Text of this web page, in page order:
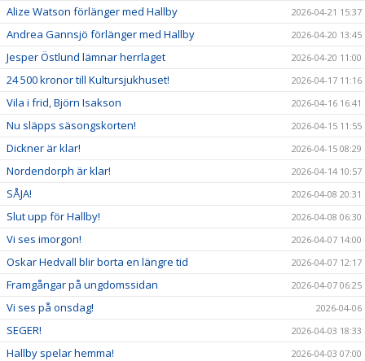
Alize Watson förlänger med Hallby 2026-04-21 15:37
Andrea Gannsjö förlänger med Hallby 2026-04-20 13:45
Jesper Östlund lämnar herrlaget 2026-04-20 11:00
24 500 kronor till Kultursjukhuset! 2026-04-17 11:16
Vila i frid, Björn Isakson 2026-04-16 16:41
Nu släpps säsongskorten! 2026-04-15 11:55
Dickner är klar! 2026-04-15 08:29
Nordendorph är klar! 2026-04-14 10:57
SÅJA! 2026-04-08 20:31
Slut upp för Hallby! 2026-04-08 06:30
Vi ses imorgon! 2026-04-07 14:00
Oskar Hedvall blir borta en längre tid 2026-04-07 12:17
Framgångar på ungdomssidan 2026-04-07 06:25
Vi ses på onsdag! 2026-04-06
SEGER! 2026-04-03 18:33
Hallby spelar hemma! 2026-04-03 07:00